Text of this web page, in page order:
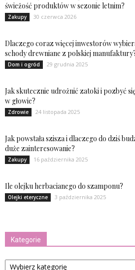
świeżość produktów w sezonie letnim?
Zakupy 30 czerwca 2026
Dlaczego coraz więcej inwestorów
schody drewniane z polskiej
Dom i ogród 29 grudnia 2025
Jak skutecznie udrożnić zatoki i pozbyć
w głowie?
Zdrowie 24 listopada 2025
Jak powstała szisza i dlaczego do dziś
duże zainteresowanie?
Zakupy 16 października 2025
Ile olejku herbacianego do szamponu?
Olejki eteryczne 3 października 2025
Kategorie
Kategorie